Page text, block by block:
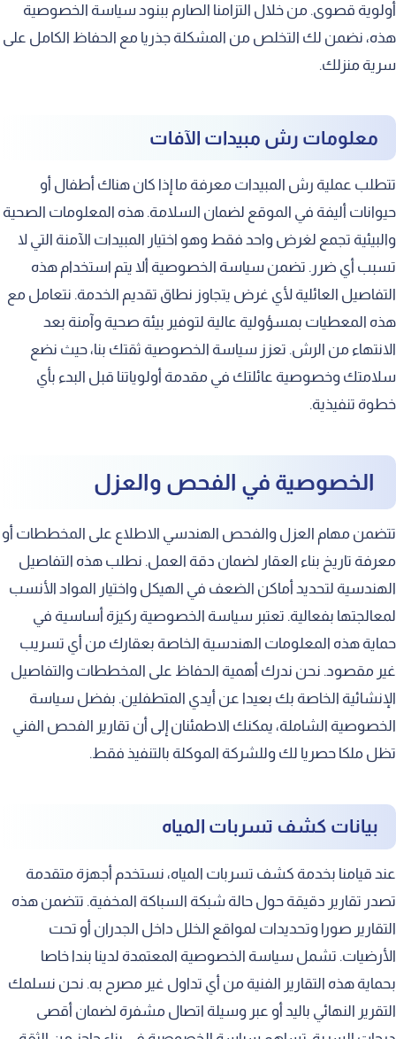
أولوية قصوى. من خلال التزامنا الصارم ببنود سياسة الخصوصية
هذه، نضمن لك التخلص من المشكلة جذريا مع الحفاظ الكامل على
سرية منزلك.
معلومات رش مبيدات الآفات
تتطلب عملية رش المبيدات معرفة ما إذا كان هناك أطفال أو
حيوانات أليفة في الموقع لضمان السلامة. هذه المعلومات الصحية
والبيئية تجمع لغرض واحد فقط وهو اختيار المبيدات الآمنة التي لا
تسبب أي ضرر. تضمن سياسة الخصوصية ألا يتم استخدام هذه
التفاصيل العائلية لأي غرض يتجاوز نطاق تقديم الخدمة. نتعامل مع
هذه المعطيات بمسؤولية عالية لتوفير بيئة صحية وآمنة بعد
الانتهاء من الرش. تعزز سياسة الخصوصية ثقتك بنا، حيث نضع
سلامتك وخصوصية عائلتك في مقدمة أولوياتنا قبل البدء بأي
خطوة تنفيذية.
الخصوصية في الفحص والعزل
تتضمن مهام العزل والفحص الهندسي الاطلاع على المخططات أو
معرفة تاريخ بناء العقار لضمان دقة العمل. نطلب هذه التفاصيل
الهندسية لتحديد أماكن الضعف في الهيكل واختيار المواد الأنسب
لمعالجتها بفعالية. تعتبر سياسة الخصوصية ركيزة أساسية في
حماية هذه المعلومات الهندسية الخاصة بعقارك من أي تسريب
غير مقصود. نحن ندرك أهمية الحفاظ على المخططات والتفاصيل
الإنشائية الخاصة بك بعيدا عن أيدي المتطفلين. بفضل سياسة
الخصوصية الشاملة، يمكنك الاطمئنان إلى أن تقارير الفحص الفني
تظل ملكا حصريا لك وللشركة الموكلة بالتنفيذ فقط.
بيانات كشف تسربات المياه
عند قيامنا بخدمة كشف تسربات المياه، نستخدم أجهزة متقدمة
تصدر تقارير دقيقة حول حالة شبكة السباكة المخفية. تتضمن هذه
التقارير صورا وتحديدات لمواقع الخلل داخل الجدران أو تحت
الأرضيات. تشمل سياسة الخصوصية المعتمدة لدينا بندا خاصا
بحماية هذه التقارير الفنية من أي تداول غير مصرح به. نحن نسلمك
التقرير النهائي باليد أو عبر وسيلة اتصال مشفرة لضمان أقصى